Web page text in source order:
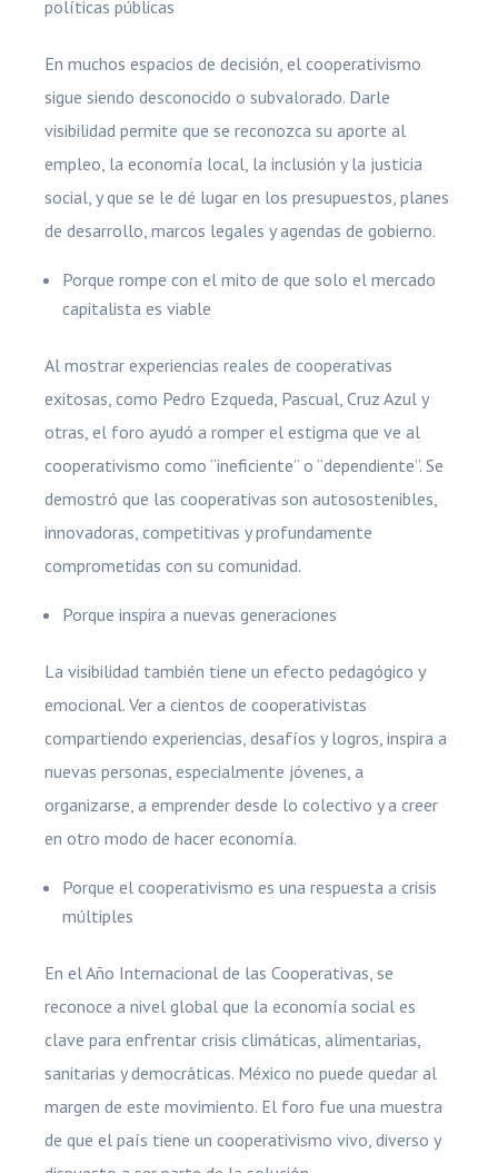
políticas públicas
En muchos espacios de decisión, el cooperativismo
sigue siendo desconocido o subvalorado. Darle
visibilidad permite que se reconozca su aporte al
empleo, la economía local, la inclusión y la justicia
social, y que se le dé lugar en los presupuestos, planes
de desarrollo, marcos legales y agendas de gobierno.
Porque rompe con el mito de que solo el mercado
capitalista es viable
Al mostrar experiencias reales de cooperativas
exitosas, como Pedro Ezqueda, Pascual, Cruz Azul y
otras, el foro ayudó a romper el estigma que ve al
cooperativismo como “ineficiente” o “dependiente”. Se
demostró que las cooperativas son autosostenibles,
innovadoras, competitivas y profundamente
comprometidas con su comunidad.
Porque inspira a nuevas generaciones
La visibilidad también tiene un efecto pedagógico y
emocional. Ver a cientos de cooperativistas
compartiendo experiencias, desafíos y logros, inspira a
nuevas personas, especialmente jóvenes, a
organizarse, a emprender desde lo colectivo y a creer
en otro modo de hacer economía.
Porque el cooperativismo es una respuesta a crisis
múltiples
En el Año Internacional de las Cooperativas, se
reconoce a nivel global que la economía social es
clave para enfrentar crisis climáticas, alimentarias,
sanitarias y democráticas. México no puede quedar al
margen de este movimiento. El foro fue una muestra
de que el país tiene un cooperativismo vivo, diverso y